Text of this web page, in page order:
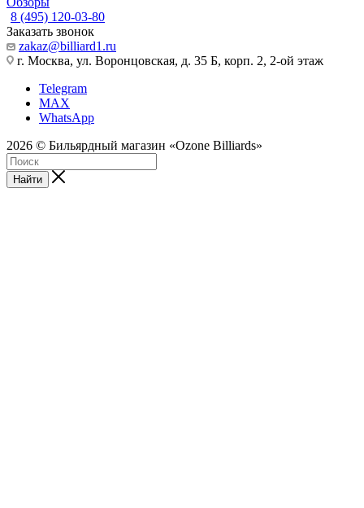
8 (495) 120-03-80
Заказать звонок
zakaz@billiard1.ru
г. Москва, ул. Воронцовская, д. 35 Б, корп. 2, 2-ой этаж
Telegram
MAX
WhatsApp
2026 © Бильярдный магазин «Ozone Billiards»
Найти